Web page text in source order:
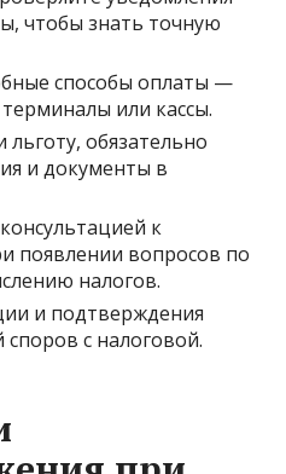
чтобы знать точную
способы оплаты —
или кассы.
льготу, обязательно
и документы в
к
появлении вопросов по
налогов.
и подтверждения
споров с налоговой.